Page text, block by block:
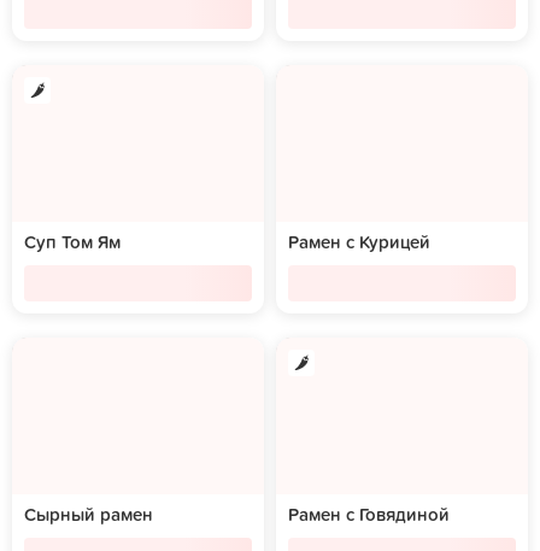
Суп Том Ям Рамен с Курицей
Сырный рамен Рамен с Говядиной